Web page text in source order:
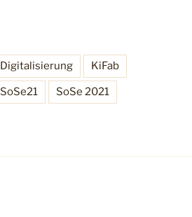
Digitalisierung KiFab
SoSe21 SoSe 2021